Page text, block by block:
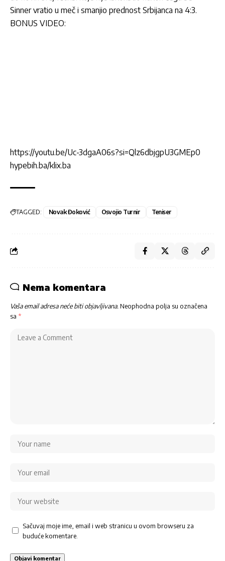
Sinner vratio u meč i smanjio prednost Srbijanca na 4:3.
BONUS VIDEO:
https://youtu.be/Uc-3dgaA06s?si=Qlz6dbjgpU3GMEp0
hypebih.ba/klix.ba
TAGGED: Novak Đoković Osvojio Turnir Teniser
Nema komentara
Vaša email adresa neće biti objavljivana. Neophodna polja su označena
sa *
Sačuvaj moje ime, email i web stranicu u ovom browseru za
buduće komentare.